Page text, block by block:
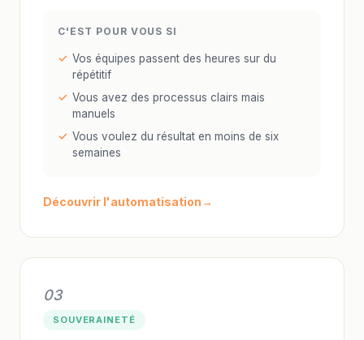
C'EST POUR VOUS SI
Vos équipes passent des heures sur du
répétitif
Vous avez des processus clairs mais
manuels
Vous voulez du résultat en moins de six
semaines
Découvrir l'automatisation
03
SOUVERAINETÉ